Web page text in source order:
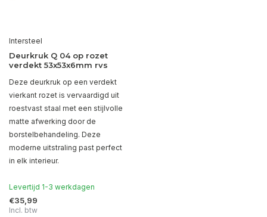
Intersteel
Deurkruk Q 04 op rozet
verdekt 53x53x6mm rvs
Deze deurkruk op een verdekt
vierkant rozet is vervaardigd uit
roestvast staal met een stijlvolle
matte afwerking door de
borstelbehandeling. Deze
moderne uitstraling past perfect
in elk interieur.
Levertijd 1-3 werkdagen
€35,99
Incl. btw